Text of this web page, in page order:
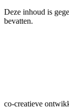
Deze inhoud is
bevatten.
co-creatieve